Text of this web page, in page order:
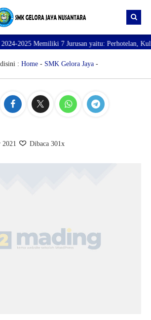
Memiliki 7 Jurusan yaitu: Perhotelan,
: Home- SMK Gelora Jaya-
2021 Dibaca 301x